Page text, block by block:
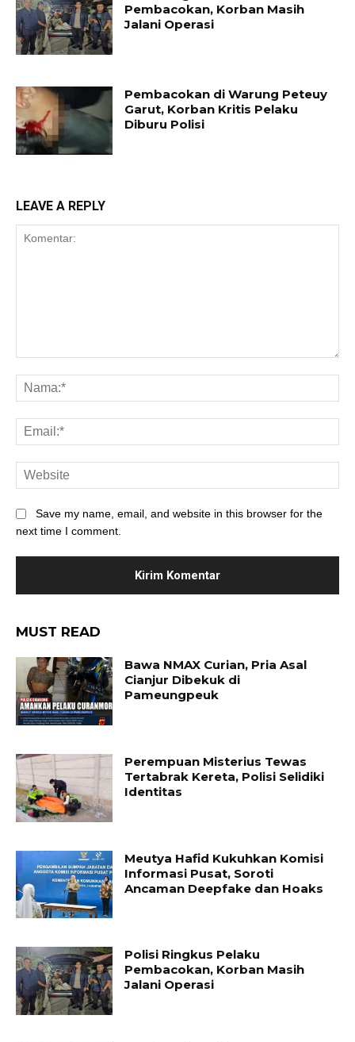
Pembacokan, Korban Masih
Jalani Operasi
Pembacokan di Warung Peteuy
Garut, Korban Kritis Pelaku
Diburu Polisi
LEAVE A REPLY
Save my name, email, and website in this browser for the
next time I comment.
MUST READ
Bawa NMAX Curian, Pria Asal
Cianjur Dibekuk di
Pameungpeuk
Perempuan Misterius Tewas
Tertabrak Kereta, Polisi Selidiki
Identitas
Meutya Hafid Kukuhkan Komisi
Informasi Pusat, Soroti
Ancaman Deepfake dan Hoaks
Polisi Ringkus Pelaku
Pembacokan, Korban Masih
Jalani Operasi